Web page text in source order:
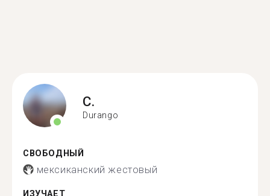
C.
Durango
СВОБОДНЫЙ
мексиканский жестовый
ИЗУЧАЕТ